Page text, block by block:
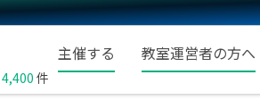
4,400 件
主催する 教室運営者の方へ